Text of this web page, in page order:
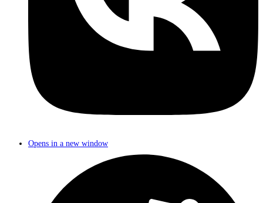
Opens in a new window